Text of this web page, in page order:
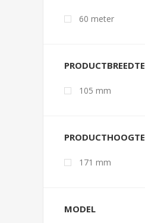
60 meter
PRODUCTBREEDTE
105 mm
PRODUCTHOOGTE
171 mm
MODEL